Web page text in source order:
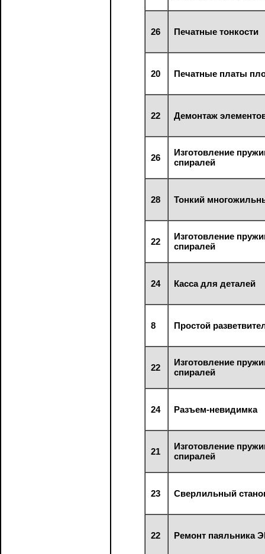
26 Печатные тонкости
20 Печатные платы
22 Демонтаж
26
Изготовление
спиралей
28 Тонкий
22
Изготовление
спиралей
24 Касса для деталей
8 Простой
22
Изготовление
спиралей
24 Разъем-невидимка
21
Изготовление
спиралей
23 Сверлильный
22 Ремонт паяльника